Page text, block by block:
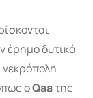
έρημο δυτικά
νεκρόπολη
οQaaτης